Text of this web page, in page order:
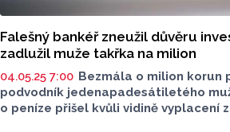
Falešný bankéř zneužil důvěru
zadlužil muže takřka na milion
04.05.25 7:00 Bezmála o milion korun
podvodník jedenapadesátiletého
o peníze přišel kvůli vidině vyplacení